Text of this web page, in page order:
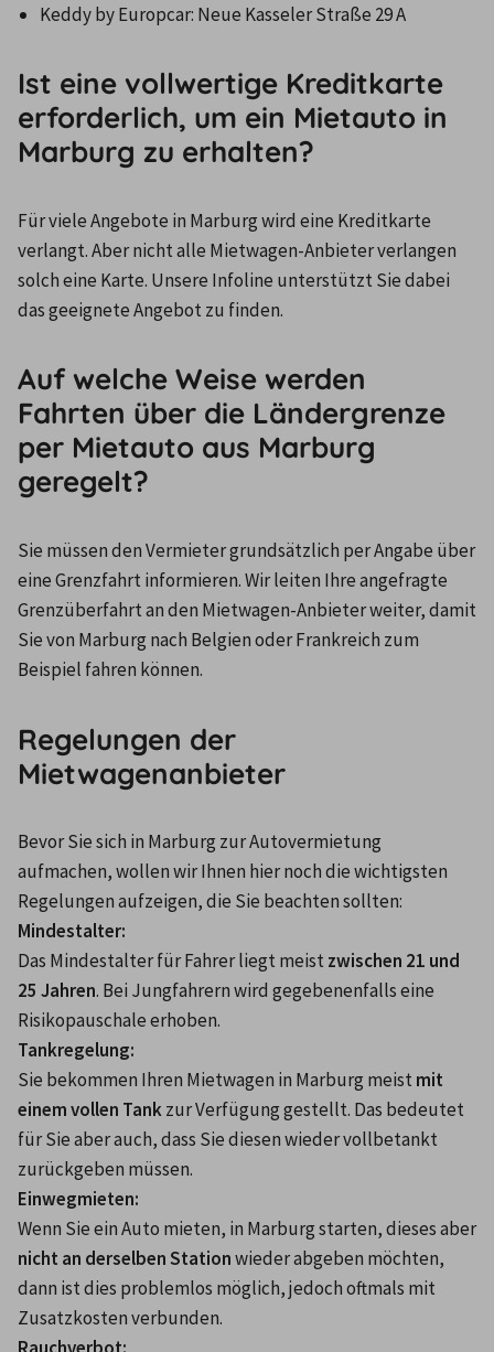
Keddy by Europcar: Neue Kasseler Straße 29 A
Ist eine vollwertige Kreditkarte
erforderlich, um ein Mietauto in
Marburg zu erhalten?
Für viele Angebote in Marburg wird eine Kreditkarte
verlangt. Aber nicht alle Mietwagen-Anbieter verlangen
solch eine Karte. Unsere Infoline unterstützt Sie dabei
das geeignete Angebot zu finden.
Auf welche Weise werden
Fahrten über die Ländergrenze
per Mietauto aus Marburg
geregelt?
Sie müssen den Vermieter grundsätzlich per Angabe über
eine Grenzfahrt informieren. Wir leiten Ihre angefragte
Grenzüberfahrt an den Mietwagen-Anbieter weiter, damit
Sie von Marburg nach Belgien oder Frankreich zum
Beispiel fahren können.
Regelungen der
Mietwagenanbieter
Bevor Sie sich in Marburg zur Autovermietung
aufmachen, wollen wir Ihnen hier noch die wichtigsten
Regelungen aufzeigen, die Sie beachten sollten:
Mindestalter:
Das Mindestalter für Fahrer liegt meist zwischen 21 und
25 Jahren. Bei Jungfahrern wird gegebenenfalls eine
Risikopauschale erhoben.
Tankregelung:
Sie bekommen Ihren Mietwagen in Marburg meist mit
einem vollen Tank zur Verfügung gestellt. Das bedeutet
für Sie aber auch, dass Sie diesen wieder vollbetankt
zurückgeben müssen.
Einwegmieten:
Wenn Sie ein Auto mieten, in Marburg starten, dieses aber
nicht an derselben Station wieder abgeben möchten,
dann ist dies problemlos möglich, jedoch oftmals mit
Zusatzkosten verbunden.